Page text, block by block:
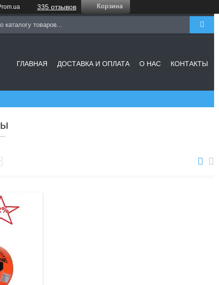
Корзина
335 отзывов
ГЛАВНАЯ ДОСТАВКА И ОПЛАТА О НАС КОНТАКТЫ